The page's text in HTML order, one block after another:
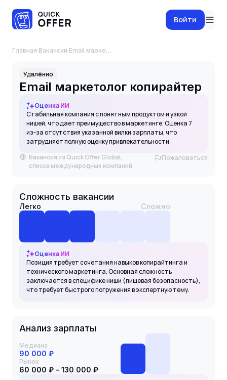
Войти
Главная·Вакансии· Email маркетолог копирайтер
Удалённо
Email маркетолог копирайтер
Оценка ИИ
Стабильная компания с понятным продуктом и узкой
нишей, что дает преимущество в маркетинге. Оценка 7
из-за отсутствия указанной вилки зарплаты, что
затрудняет полную оценку привлекательности.
Вакансия из Quick Offer Global,
списка международных компаний
Пожаловаться
Сложность вакансии
Легко Сложно
Оценка ИИ
Позиция требует сочетания навыков копирайтинга и
технического маркетинга. Основная сложность
заключается в специфике ниши (пищевая безопасность),
что требует быстрого погружения в экспертную тему.
Анализ зарплаты
Медиана
90 000 ₽
Рынок
60 000 ₽ – 130 000 ₽